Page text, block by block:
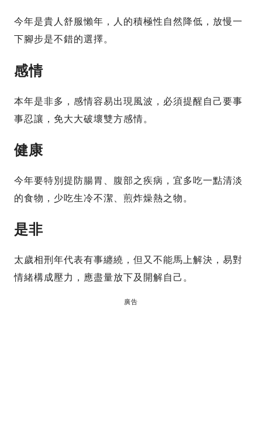
今年是貴人舒服懶年，人的積極性自然降低，放慢一
下腳步是不錯的選擇。
感情
本年是非多，感情容易出現風波，必須提醒自己要事
事忍讓，免大大破壞雙方感情。
健康
今年要特別提防腸胃、腹部之疾病，宜多吃一點清淡
的食物，少吃生冷不潔、煎炸燥熱之物。
是非
太歲相刑年代表有事纏繞，但又不能馬上解決，易對
情緒構成壓力，應盡量放下及開解自己。
廣告